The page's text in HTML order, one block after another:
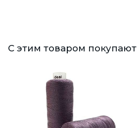
С этим товаром покупают